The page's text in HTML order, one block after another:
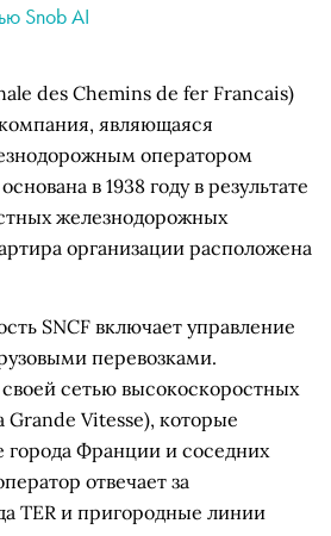
Snob AI
des Chemins de fer Francais)
являющаяся
оператором
в 1938 году в результате
железнодорожных
организации расположена
SNCF включает управление
перевозками.
сетью высокоскоростных
Grande Vitesse), которые
Франции и соседних
отвечает за
TER и пригородные линии